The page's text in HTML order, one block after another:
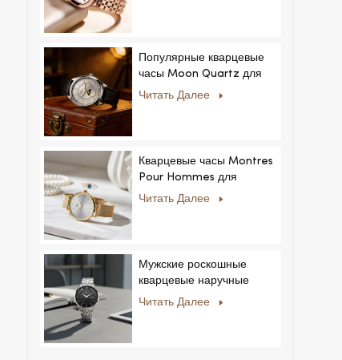
Популярные кварцевые
часы Moon Quartz для
бизнеса, простые и
Читать Далее
Кварцевые часы Montres
Pour Hommes для
мужчин и женщин,
стразами, новый
специальный циферблат.
Читать Далее
Мужские роскошные
кварцевые наручные
часы с ремешком из
Читать Далее